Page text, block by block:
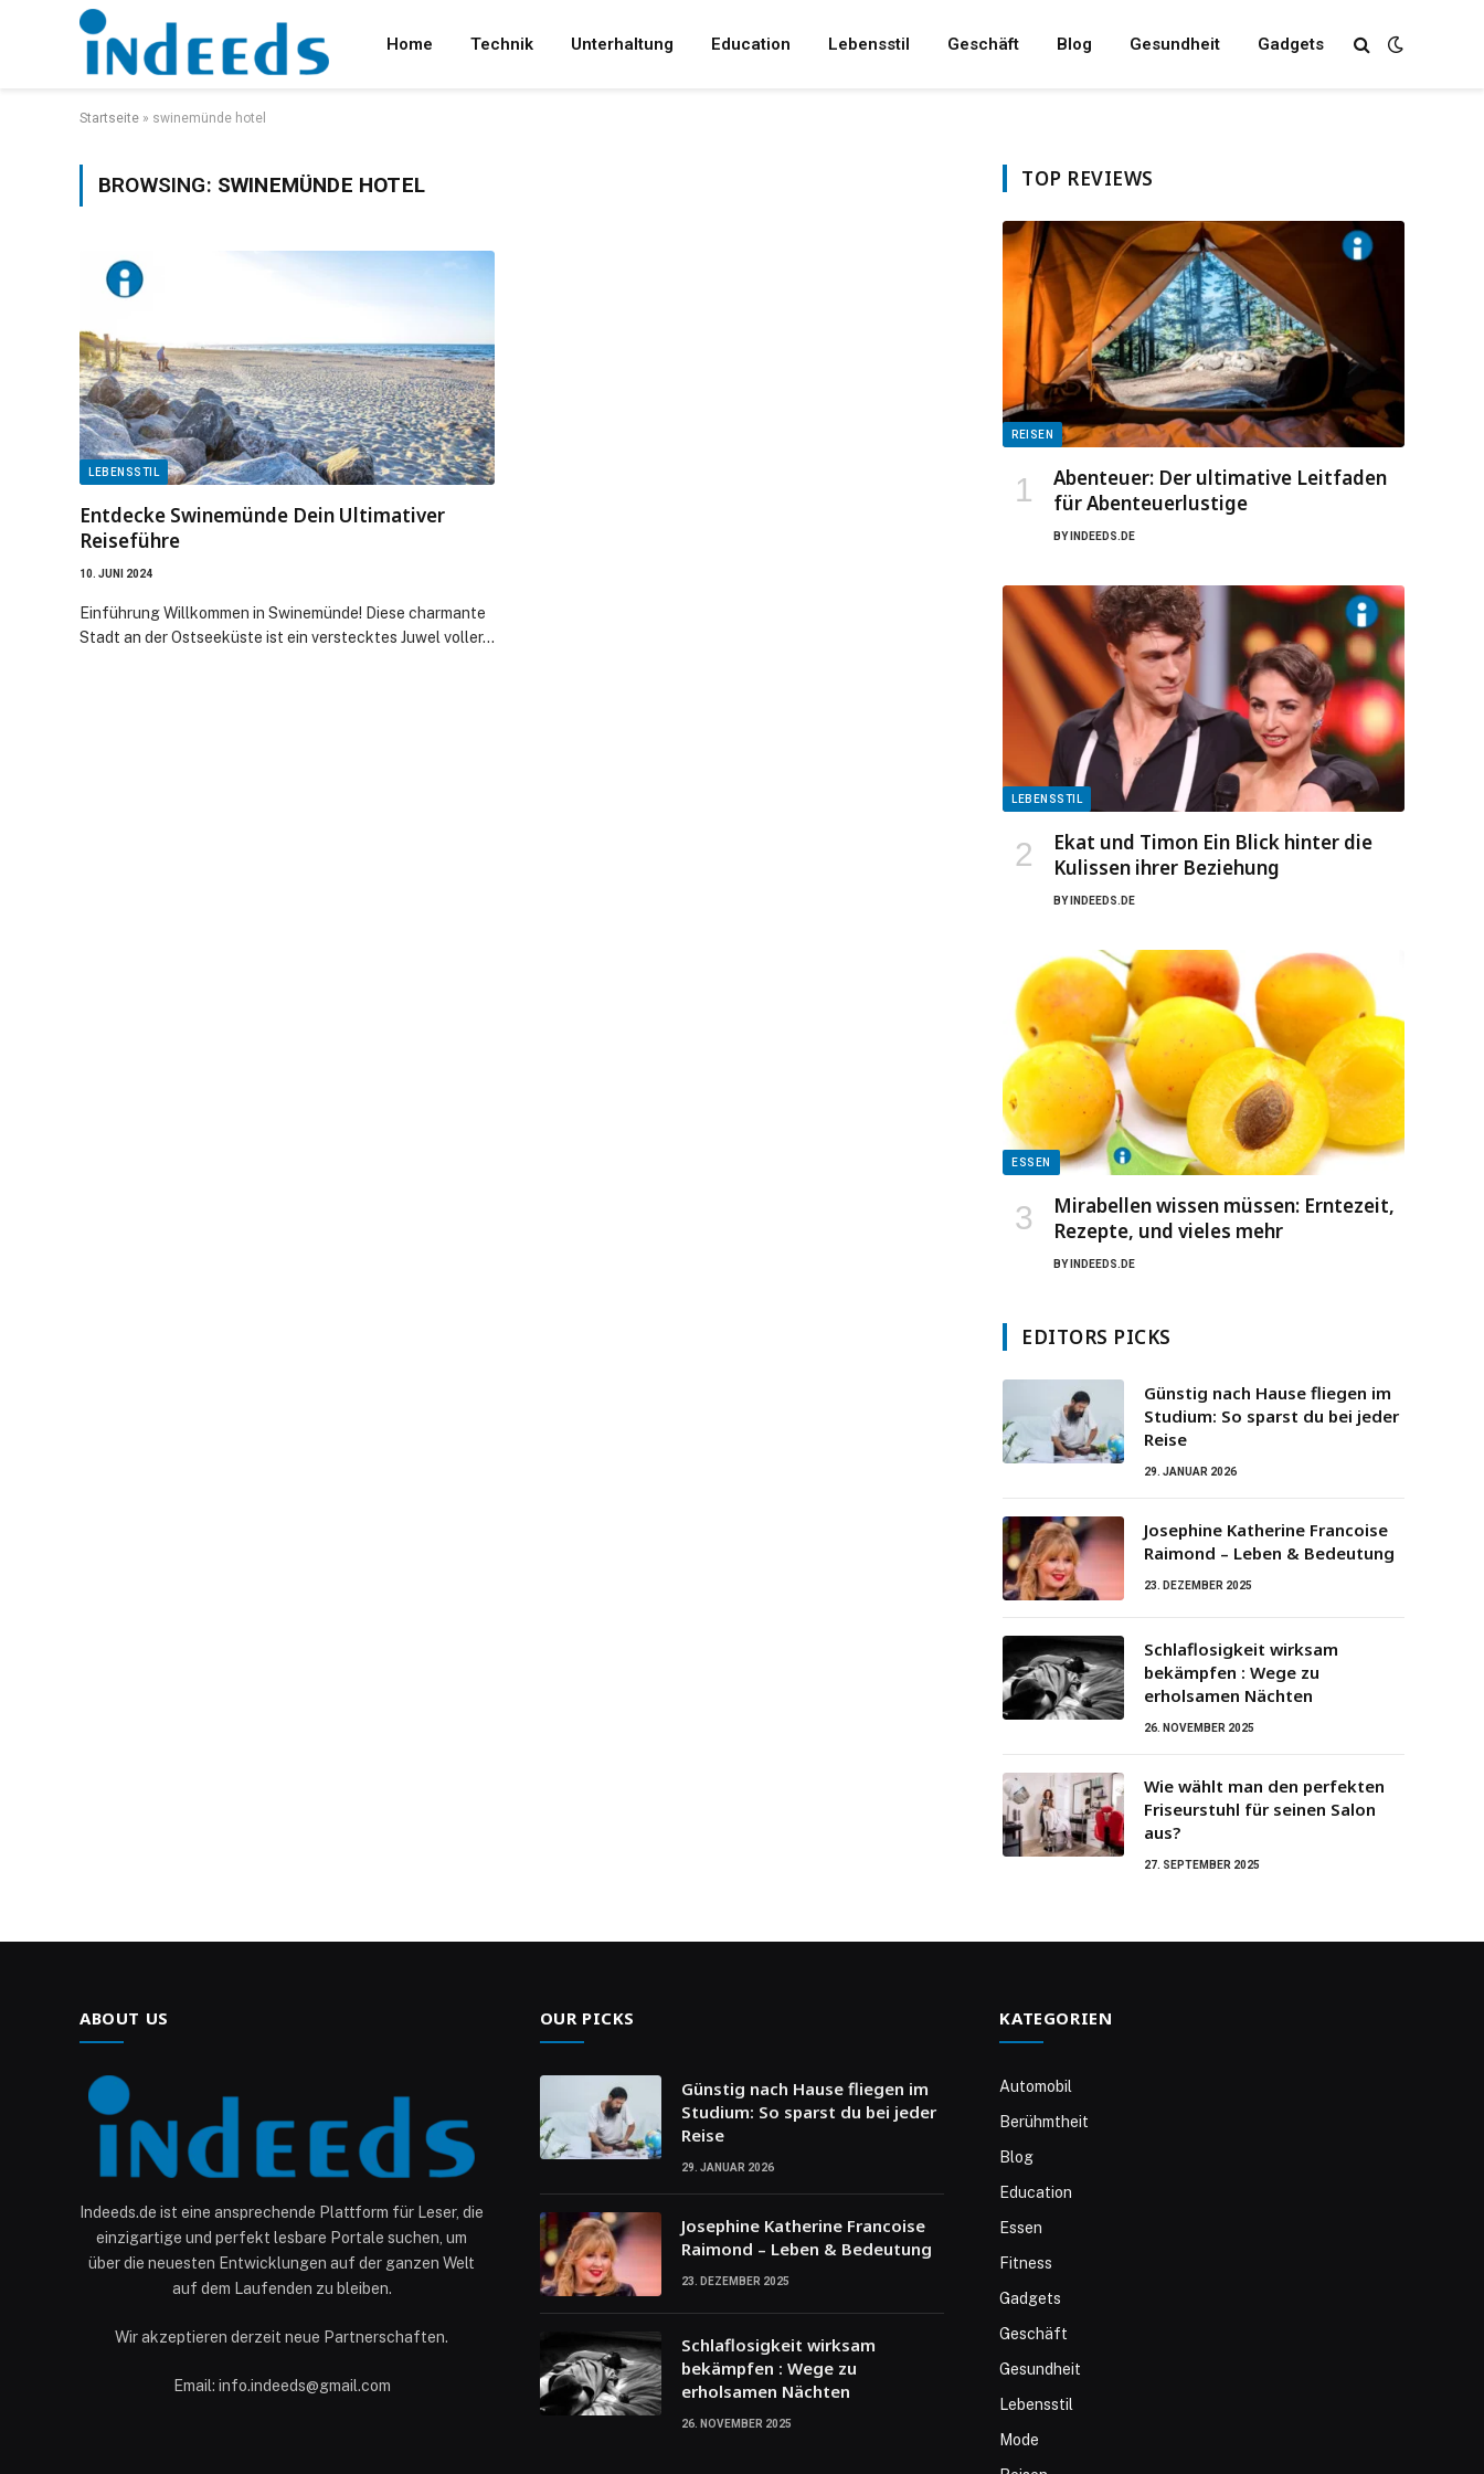
Home Technik Unterhaltung Education Lebensstil Geschäft Blog Gesundheit Gadgets
Startseite » swinemünde hotel
BROWSING: SWINEMÜNDE HOTEL
LEBENSSTIL
Entdecke Swinemünde Dein Ultimativer
Reiseführe
10. JUNI 2024
Einführung Willkommen in Swinemünde! Diese charmante
Stadt an der Ostseeküste ist ein verstecktes Juwel voller…
TOP REVIEWS
REISEN
Abenteuer: Der ultimative Leitfaden
für Abenteuerlustige
BY INDEEDS.DE
LEBENSSTIL
Ekat und Timon Ein Blick hinter die
Kulissen ihrer Beziehung
BY INDEEDS.DE
ESSEN
Mirabellen wissen müssen: Erntezeit,
Rezepte, und vieles mehr
BY INDEEDS.DE
EDITORS PICKS
Günstig nach Hause fliegen im
Studium: So sparst du bei jeder
Reise
29. JANUAR 2026
Josephine Katherine Francoise
Raimond – Leben & Bedeutung
23. DEZEMBER 2025
Schlaflosigkeit wirksam
bekämpfen : Wege zu
erholsamen Nächten
26. NOVEMBER 2025
Wie wählt man den perfekten
Friseurstuhl für seinen Salon
aus?
27. SEPTEMBER 2025
ABOUT US
Indeeds.de ist eine ansprechende Plattform für Leser, die
einzigartige und perfekt lesbare Portale suchen, um
über die neuesten Entwicklungen auf der ganzen Welt
auf dem Laufenden zu bleiben.
Wir akzeptieren derzeit neue Partnerschaften.
Email: info.indeeds@gmail.com
OUR PICKS
Günstig nach Hause fliegen im
Studium: So sparst du bei jeder
Reise
29. JANUAR 2026
Josephine Katherine Francoise
Raimond – Leben & Bedeutung
23. DEZEMBER 2025
Schlaflosigkeit wirksam
bekämpfen : Wege zu
erholsamen Nächten
26. NOVEMBER 2025
KATEGORIEN
Automobil
Berühmtheit
Blog
Education
Essen
Fitness
Gadgets
Geschäft
Gesundheit
Lebensstil
Mode